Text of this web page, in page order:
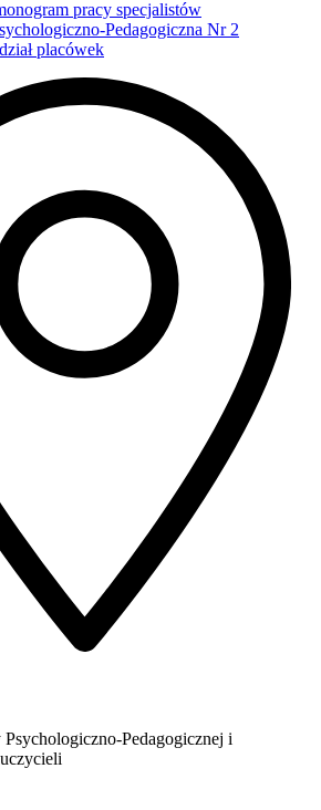
pracy specjalistów
Pedagogiczna Nr 2
placówek
Pedagogicznej i